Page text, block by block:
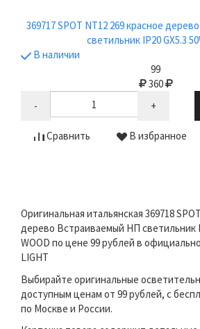
369717 SPOT NT12 269 красное
светильник IP20 GX5.3
В наличии
99
360
-
+
Сравнить В избранное
Оригинальная итальянская 369718
дерево Встраиваемый НП светильник
WOOD по цене 99 рублей в
LIGHT
Выбирайте оригинальные
доступным ценам от 99 рублей, с
по Москве и России.